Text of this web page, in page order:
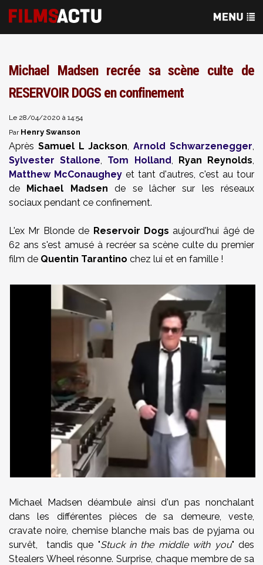
Michael Madsen recrée sa scène culte de
RESERVOIR DOGS en confinement
Le 28/04/2020 à 14:54
Par Henry Swanson
Après Samuel L Jackson,Arnold Schwarzenegger,
Sylvester Stallone, Tom Holland, Ryan Reynolds,
Matthew McConaughey et tant d'autres, c'est au tour
de Michael Madsen de se lâcher sur les réseaux
sociaux pendant ce confinement.
L'ex Mr Blonde de Reservoir Dogs aujourd'hui âgé de
62 ans s'est amusé à recréer sa scène culte du premier
film de Quentin Tarantino chez lui et en famille !
Michael Madsen déambule ainsi d'un pas nonchalant
dans les différentes pièces de sa demeure, veste,
cravate noire, chemise blanche mais bas de pyjama ou
survêt, tandis que "Stuck in the middle with you" des
Stealers Wheel résonne. Surprise, chaque membre de sa